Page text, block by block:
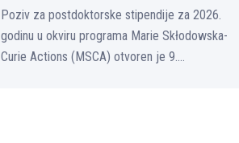
Poziv za postdoktorske stipendije za 2026.
godinu u okviru programa Marie Skłodowska-
Curie Actions (MSCA) otvoren je 9....